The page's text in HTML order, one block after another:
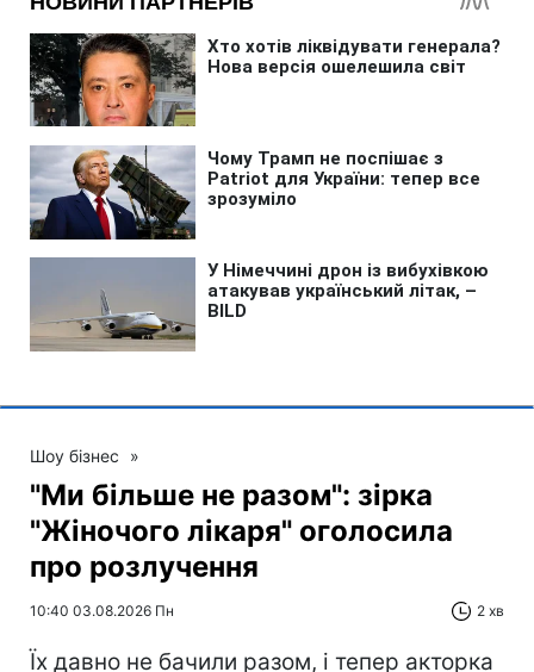
Шоу бізнес »
"Ми більше не разом": зірка
"Жіночого лікаря" оголосила
про розлучення
10:40 03.08.2026 Пн 2 хв
Їх давно не бачили разом, і тепер акторка